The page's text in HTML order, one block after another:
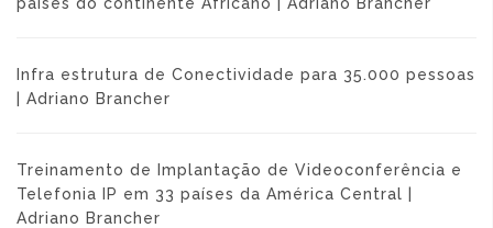
Infra estrutura de Conectividade para 35.000 pessoas
| Adriano Brancher
Treinamento de Implantação de Videoconferência e
Telefonia IP em 33 países da América Central |
Adriano Brancher